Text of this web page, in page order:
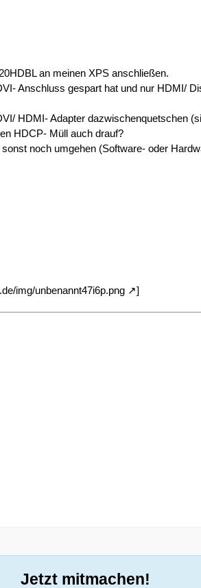
an meinen XPS anschließen.
Anschluss gespart hat und nur HDMI/
HDMI- Adapter dazwischenquetschen
HDCP- Müll auch drauf?
noch umgehen (Software- oder
img/unbenannt47i6p.png ]
Jetzt mitmachen!